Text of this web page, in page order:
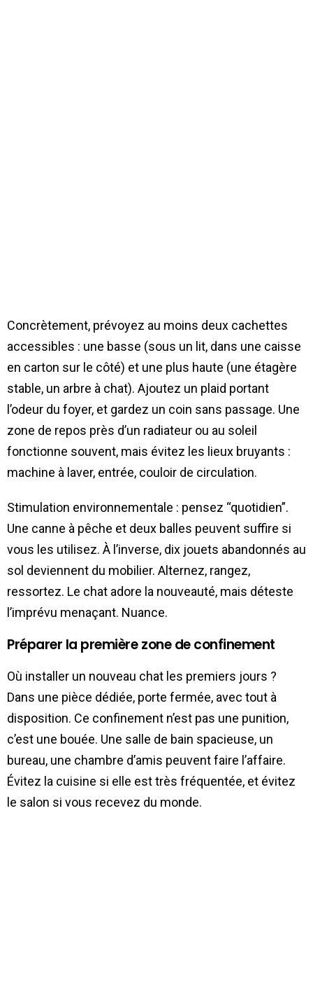
Concrètement, prévoyez au moins deux cachettes
accessibles : une basse (sous un lit, dans une caisse
en carton sur le côté) et une plus haute (une étagère
stable, un arbre à chat). Ajoutez un plaid portant
l’odeur du foyer, et gardez un coin sans passage. Une
zone de repos près d’un radiateur ou au soleil
fonctionne souvent, mais évitez les lieux bruyants :
machine à laver, entrée, couloir de circulation.
Stimulation environnementale : pensez “quotidien”.
Une canne à pêche et deux balles peuvent suffire si
vous les utilisez. À l’inverse, dix jouets abandonnés au
sol deviennent du mobilier. Alternez, rangez,
ressortez. Le chat adore la nouveauté, mais déteste
l’imprévu menaçant. Nuance.
Préparer la première zone de confinement
Où installer un nouveau chat les premiers jours ?
Dans une pièce dédiée, porte fermée, avec tout à
disposition. Ce confinement n’est pas une punition,
c’est une bouée. Une salle de bain spacieuse, un
bureau, une chambre d’amis peuvent faire l’affaire.
Évitez la cuisine si elle est très fréquentée, et évitez
le salon si vous recevez du monde.